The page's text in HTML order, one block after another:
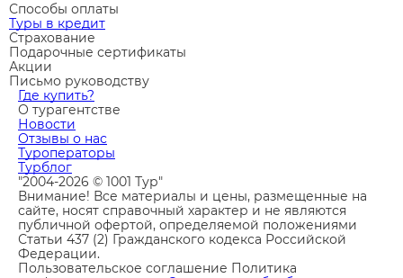
Способы оплаты
Туры в кредит
Страхование
Подарочные сертификаты
Акции
Письмо руководству
Где купить?
О турагентстве
Новости
Отзывы о нас
Туроператоры
Турблог
"2004-2026 © 1001 Тур"
Внимание! Все материалы и цены, размещенные на
сайте, носят справочный характер и не являются
публичной офертой, определяемой положениями
Статьи 437 (2) Гражданского кодекса Российской
Федерации.
Пользовательское соглашение Политика